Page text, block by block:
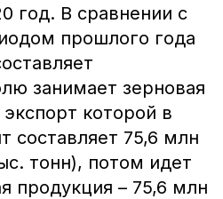
год. В сравнении с
прошлого года
занимает зерновая
которой в
составляет 75,6 млн
тонн), потом идет
продукция – 75,6 млн